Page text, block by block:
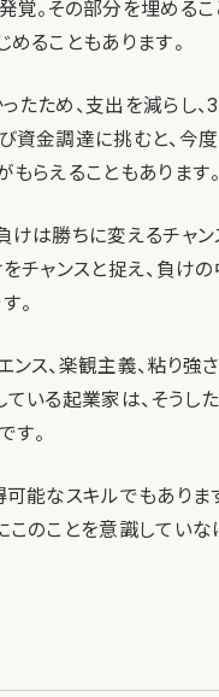
覚。その部分を埋めるこ
ることもあります。
たため、支出を減らし、
資金調達に挑むと、今
もらえることもあります。
けは勝ちに変えるチャ
をチャンスと捉え、負け
。
ンス、楽観主義、粘り強
ている起業家は、そうし
す。
能なスキルでもありま
このことを意識してい